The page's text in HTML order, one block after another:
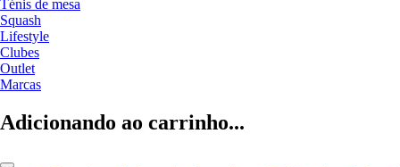
Ténis de mesa
Squash
Lifestyle
Clubes
Outlet
Marcas
Adicionando ao carrinho...